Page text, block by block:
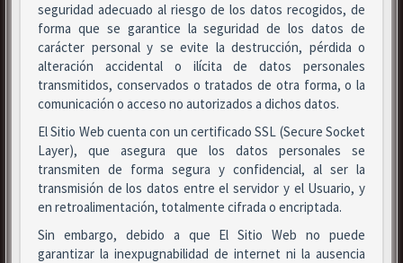
seguridad adecuado al riesgo de los datos recogidos, de
forma que se garantice la seguridad de los datos de
carácter personal y se evite la destrucción, pérdida o
alteración accidental o ilícita de datos personales
transmitidos, conservados o tratados de otra forma, o la
comunicación o acceso no autorizados a dichos datos.
El Sitio Web cuenta con un certificado SSL (Secure Socket
Layer), que asegura que los datos personales se
transmiten de forma segura y confidencial, al ser la
transmisión de los datos entre el servidor y el Usuario, y
en retroalimentación, totalmente cifrada o encriptada.
Sin embargo, debido a que El Sitio Web no puede
garantizar la inexpugnabilidad de internet ni la ausencia